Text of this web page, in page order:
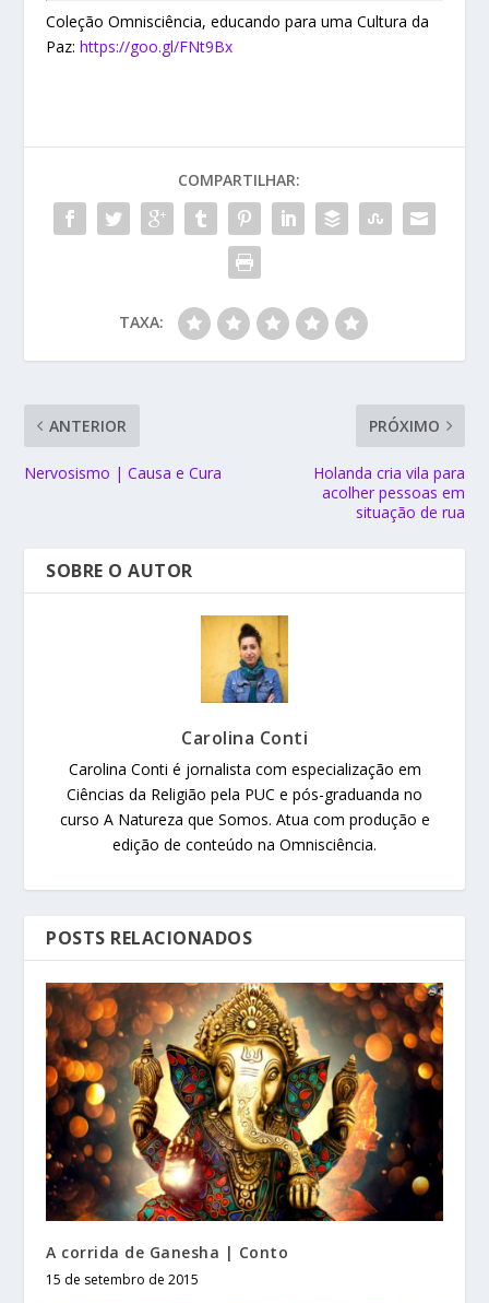
Coleção Omnisciência, educando para uma Cultura da
Paz:https://goo.gl/FNt9Bx
COMPARTILHAR:
TAXA:
ANTERIOR
Nervosismo | Causa e Cura
PRÓXIMO
Holanda cria vila para
acolher pessoas em
situação de rua
SOBRE O AUTOR
Carolina Conti
Carolina Conti é jornalista com especialização em
Ciências da Religião pela PUC e pós-graduanda no
curso A Natureza que Somos. Atua com produção e
edição de conteúdo na Omnisciência.
POSTS RELACIONADOS
A corrida de Ganesha | Conto
15 de setembro de 2015